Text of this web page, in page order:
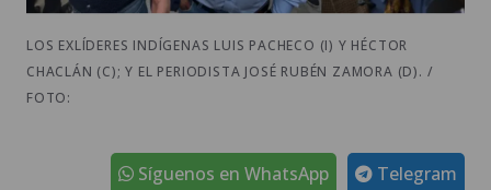
LOS EXLÍDERES INDÍGENAS LUIS PACHECO (I) Y HÉCTOR
CHACLÁN (C); Y EL PERIODISTA JOSÉ RUBÉN ZAMORA (D). /
FOTO:
Telegram
Síguenos en WhatsApp